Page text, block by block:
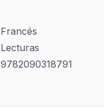
Francés
Lecturas
9782090318791